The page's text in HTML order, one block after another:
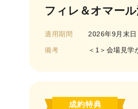
フィレ＆オマー
適用期間 2026年9月末
備考 ＜1＞会場見
成約特典